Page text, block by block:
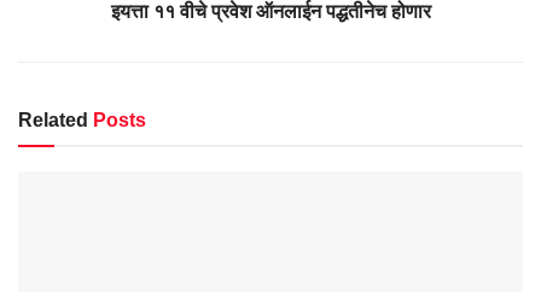
इयत्ता ११ वीचे प्रवेश ऑनलाईन पद्धतीनेच होणार
Related Posts